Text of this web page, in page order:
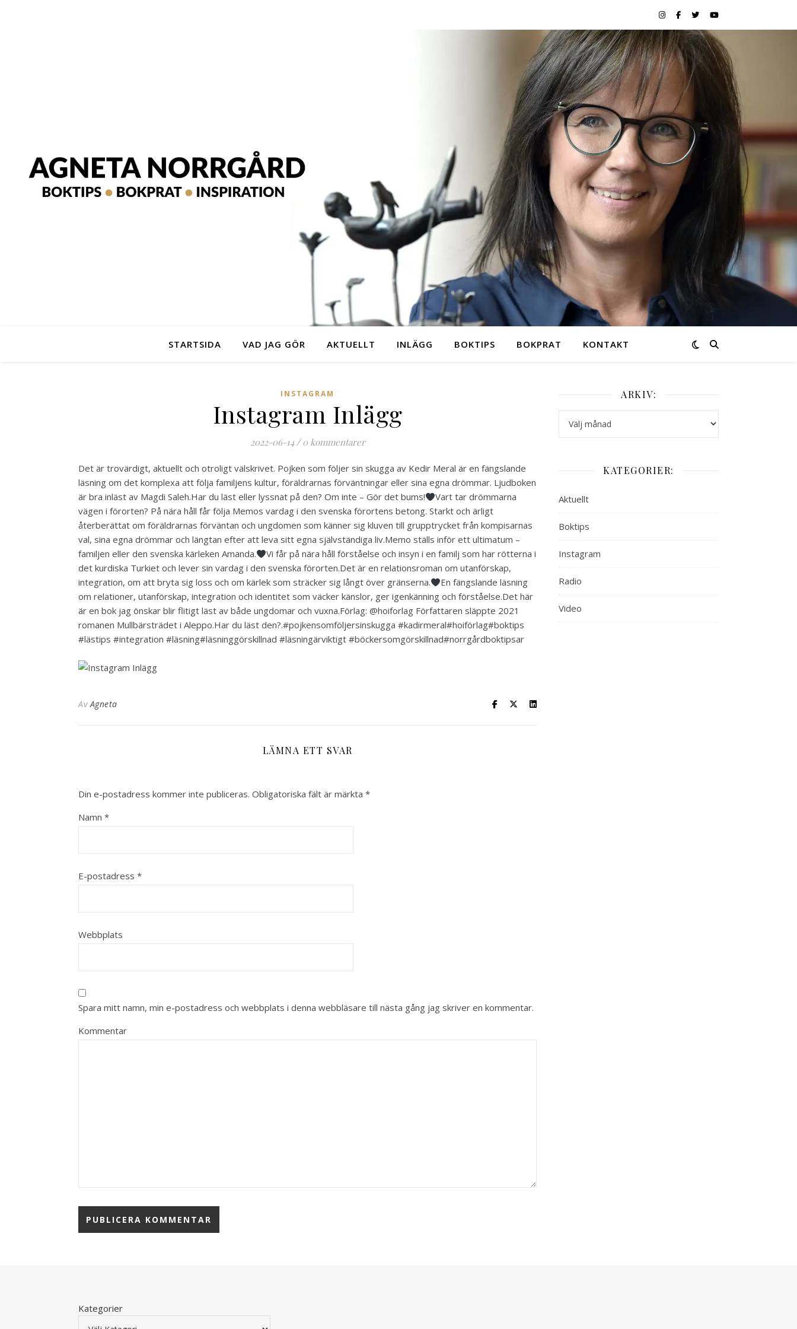
STARTSIDA VAD JAG GÖR AKTUELLT INLÄGG BOKTIPS BOKPRAT KONTAKT
INSTAGRAM
Instagram Inlägg
2022-06-14 / 0 kommentarer
Det är trovärdigt, aktuellt och otroligt välskrivet. Pojken som följer sin skugga av Kedir Meral är en fängslande
läsning om det komplexa att följa familjens kultur, föräldrarnas förväntningar eller sina egna drömmar. Ljudboken
är bra inläst av Magdi Saleh.Har du läst eller lyssnat på den? Om inte – Gör det bums!
Vart tar drömmarna
vägen i förorten? På nära håll får följa Memos vardag i den svenska förortens betong. Starkt och ärligt
återberättat om föräldrarnas förväntan och ungdomen som känner sig kluven till grupptrycket från kompisarnas
val, sina egna drömmar och längtan efter att leva sitt egna självständiga liv.Memo ställs inför ett ultimatum –
familjen eller den svenska kärleken Amanda.
Vi får på nära håll förståelse och insyn i en familj som har rötterna i
det kurdiska Turkiet och lever sin vardag i den svenska förorten.Det är en relationsroman om utanförskap,
integration, om att bryta sig loss och om kärlek som sträcker sig långt över gränserna.
En fängslande läsning
om relationer, utanförskap, integration och identitet som väcker känslor, ger igenkänning och förståelse.Det här
är en bok jag önskar blir flitigt läst av både ungdomar och vuxna.Förlag: @hoiforlag Författaren släppte 2021
romanen Mullbärsträdet i Aleppo.Har du läst den?.#pojkensomföljersinskugga #kadirmeral#hoiförlag#boktips
#lästips #integration #läsning#läsninggörskillnad #läsningärviktigt #böckersomgörskillnad#norrgårdboktipsar
AvAgneta
LÄMNA ETT SVAR
Din e-postadress kommer inte publiceras. Obligatoriska fält är märkta *
Namn *
E-postadress *
Webbplats
Spara mitt namn, min e-postadress och webbplats i denna webbläsare till nästa gång jag skriver en kommentar.
Kommentar
ARKIV:
KATEGORIER:
Aktuellt
Boktips
Instagram
Radio
Video
Kategorier